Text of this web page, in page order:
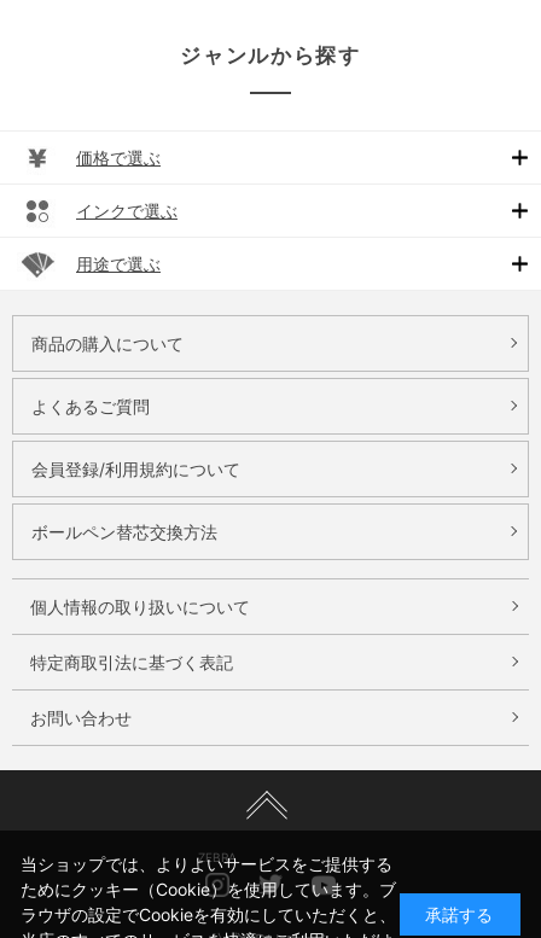
ジャンルから探す
価格で選ぶ
インクで選ぶ
用途で選ぶ
商品の購入について
よくあるご質問
会員登録/利用規約について
ボールペン替芯交換方法
個人情報の取り扱いについて
特定商取引法に基づく表記
お問い合わせ
ZEBRA
InstagramTwitterYoutube
当ショップでは、よりよいサービスをご提供する
ためにクッキー（Cookie）を使用しています。ブ
ラウザの設定でCookieを有効にしていただくと、
承諾する